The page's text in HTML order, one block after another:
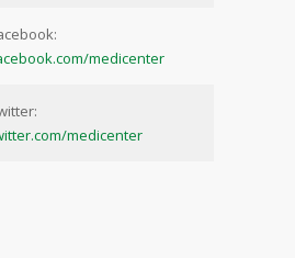
medicenter
medicenter